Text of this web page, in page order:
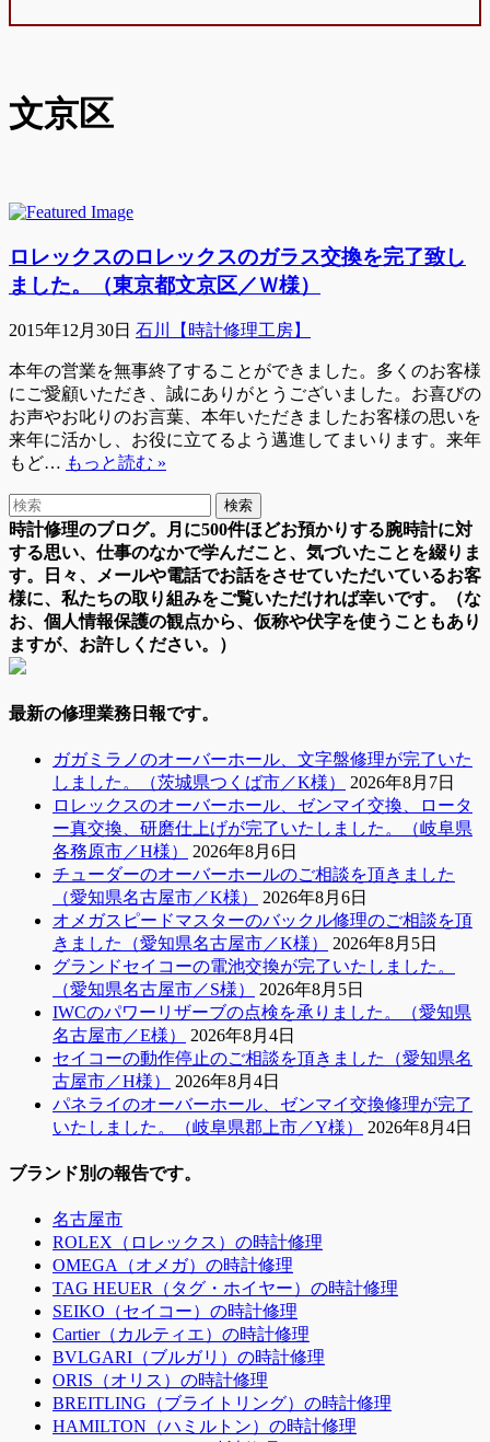
文京区
ロレックスのロレックスのガラス交換を完了致し
ました。（東京都文京区／Ｗ様）
2015年12月30日 石川【時計修理工房】
本年の営業を無事終了することができました。多くのお客様
にご愛顧いただき、誠にありがとうございました。お喜びの
お声やお叱りのお言葉、本年いただきましたお客様の思いを
来年に活かし、お役に立てるよう邁進してまいります。来年
もど… もっと読む »
時計修理のブログ。月に500件ほどお預かりする腕時計に対
する思い、仕事のなかで学んだこと、気づいたことを綴りま
す。日々、メールや電話でお話をさせていただいているお客
様に、私たちの取り組みをご覧いただければ幸いです。（な
お、個人情報保護の観点から、仮称や伏字を使うこともあり
ますが、お許しください。）
最新の修理業務日報です。
ガガミラノのオーバーホール、文字盤修理が完了いた
しました。（茨城県つくば市／K様）
2026年8月7日
ロレックスのオーバーホール、ゼンマイ交換、ロータ
ー真交換、研磨仕上げが完了いたしました。（岐阜県
各務原市／H様）
2026年8月6日
チューダーのオーバーホールのご相談を頂きました
（愛知県名古屋市／K様）
2026年8月6日
オメガスピードマスターのバックル修理のご相談を頂
きました（愛知県名古屋市／K様）
2026年8月5日
グランドセイコーの電池交換が完了いたしました。
（愛知県名古屋市／S様）
2026年8月5日
IWCのパワーリザーブの点検を承りました。（愛知県
名古屋市／E様）
2026年8月4日
セイコーの動作停止のご相談を頂きました（愛知県名
古屋市／H様）
2026年8月4日
パネライのオーバーホール、ゼンマイ交換修理が完了
いたしました。（岐阜県郡上市／Y様）
2026年8月4日
ブランド別の報告です。
名古屋市
ROLEX（ロレックス）の時計修理
OMEGA（オメガ）の時計修理
TAG HEUER（タグ・ホイヤー）の時計修理
SEIKO（セイコー）の時計修理
Cartier（カルティエ）の時計修理
BVLGARI（ブルガリ）の時計修理
ORIS（オリス）の時計修理
BREITLING（ブライトリング）の時計修理
HAMILTON（ハミルトン）の時計修理